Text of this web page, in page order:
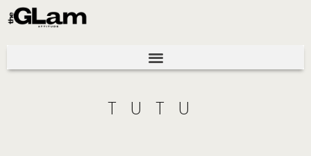
TUTU